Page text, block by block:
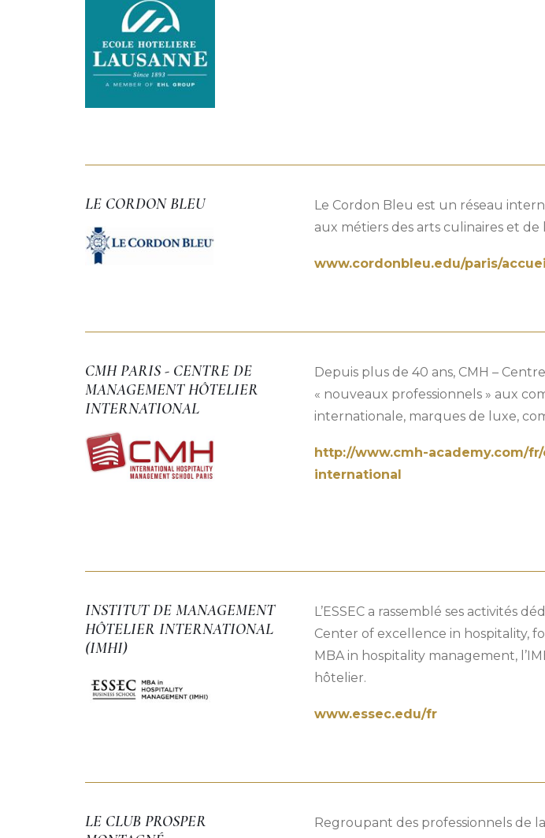
LE CORDON BLEU
Le Cordon Bleu est un réseau
aux métiers des arts culinaires et de
www.cordonbleu.edu/paris/
CMH PARIS - CENTRE DE
MANAGEMENT HÔTELIER
INTERNATIONAL
Depuis plus de 40 ans, CMH –
« nouveaux professionnels » aux
internationale, marques de luxe,
http://www.cmh-academy.com/
international
INSTITUT DE MANAGEMENT
HÔTELIER INTERNATIONAL
(IMHI)
L’ESSEC a rassemblé ses activités
Center of excellence in hospitality,
MBA in hospitality management,
hôtelier.
www.essec.edu/fr
LE CLUB PROSPER
Regroupant des professionnels de la